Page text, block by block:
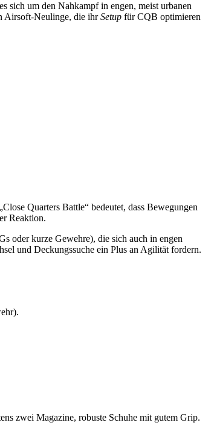
sich um den Nahkampf in engen, meist urbanen
Airsoft-Neulinge, die ihrSetup für CQB optimieren
Quarters Battle“ bedeutet, dass Bewegungen
Reaktion.
oder kurze Gewehre), die sich auch in engen
und Deckungssuche ein Plus an Agilität fordern.
zwei Magazine, robuste Schuhe mit gutem Grip.